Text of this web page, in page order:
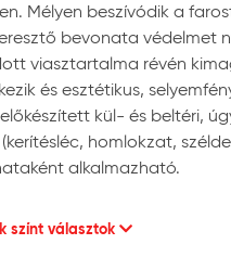
Mélyen beszívódik a
bevonata védelmet
viasztartalma révén
és esztétikus,
kül- és beltéri,
homlokzat,
alkalmazható.
színt választok